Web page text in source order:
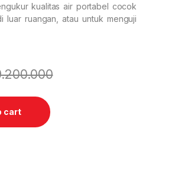
kualitas air portabel cocok
luar ruangan, atau untuk menguji
cart